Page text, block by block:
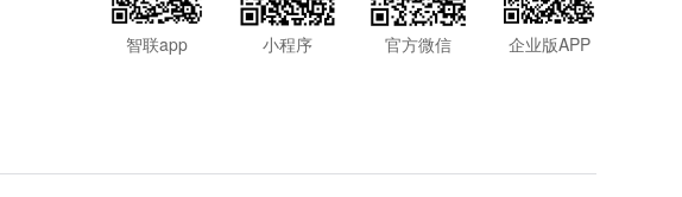
智联app 小程序 官方微信 企业版APP